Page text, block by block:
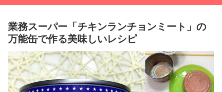
業務スーパー「チキンランチョンミート」の
万能缶で作る美味しいレシピ